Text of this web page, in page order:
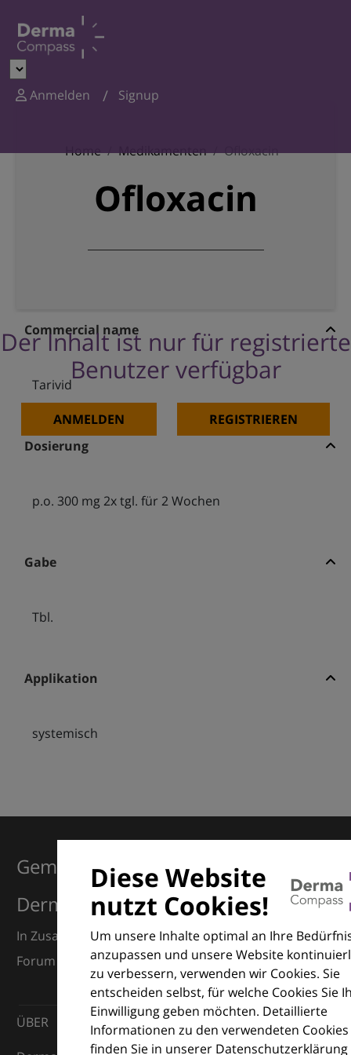
Anmelden Signup
Home Medikamenten Ofloxacin
Ofloxacin
Der Inhalt ist nur für registrierte
Benutzer verfügbar
ANMELDEN REGISTRIEREN
Commercial name
Tarivid
Dosierung
p.o. 300 mg 2x tgl. für 2 Wochen
Gabe
Tbl.
Applikation
systemisch
Diese Website
nutzt Cookies!
Um unsere Inhalte optimal an Ihre
anzupassen und unsere Website
zu verbessern, verwenden wir Cookies. Sie
entscheiden selbst, für welche Cookies Sie
Einwilligung geben möchten. Detaillierte
Informationen zu den verwendeten Cookies
finden Sie in unserer Datenschutzerklärung
Gemeinsam für Exzellenz in der
Dermatologie
In Zusammenarbeit mit dem European Dermatology
Forum (EDF) und Euroderm Excellence
ÜBER